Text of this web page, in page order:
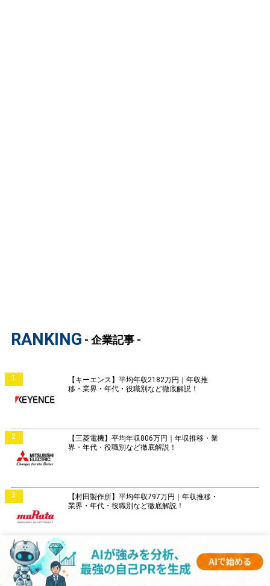
RANKING - 企業記事 -
1
【キーエンス】平均年収2182万円｜年収推
移・業界・年代・役職別など徹底解説！
2
【三菱電機】平均年収806万円｜年収推移・業
界・年代・役職別など徹底解説！
3
【村田製作所】平均年収797万円｜年収推移・
業界・年代・役職別など徹底解説！
4
【富士通】平均年収859万円｜年収推移・業
界・年代・役職別など徹底解説！